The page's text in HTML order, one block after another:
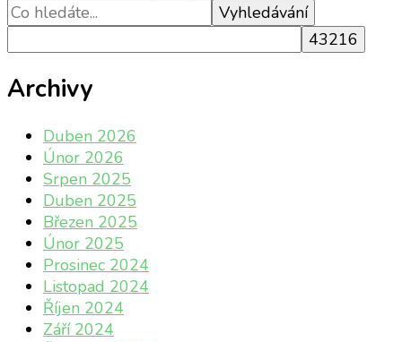
Archivy
Duben 2026
Únor 2026
Srpen 2025
Duben 2025
Březen 2025
Únor 2025
Prosinec 2024
Listopad 2024
Říjen 2024
Září 2024